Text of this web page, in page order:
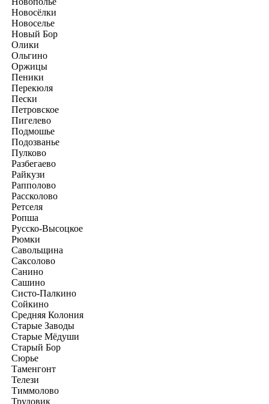
Новосёлки
Новоселье
Новый Бор
Олики
Ольгино
Оржицы
Пеники
Перекюля
Пески
Петровское
Пигелево
Подмошье
Подозванье
Пулково
Разбегаево
Райкузи
Рапполово
Рассколово
Ретселя
Ропша
Русско-Высоцкое
Рюмки
Савольщина
Саксолово
Санино
Сашино
Систо-Палкино
Сойкино
Средняя Колония
Старые Заводы
Старые Мёдуши
Старый Бор
Сюрье
Таменгонт
Телези
Тиммолово
Трудовик